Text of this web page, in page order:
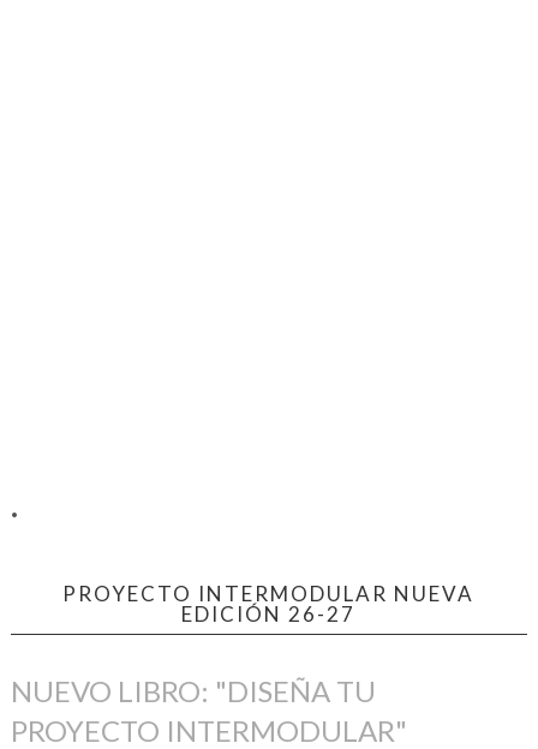
.
PROYECTO INTERMODULAR NUEVA
EDICIÓN 26-27
NUEVO LIBRO: "DISEÑA TU
PROYECTO INTERMODULAR"